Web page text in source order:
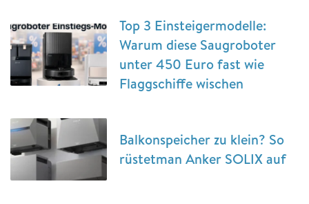
Top 3 Einsteigermodelle:
Warum diese Saugroboter
unter 450 Euro fast wie
Flaggschiffe wischen
Balkonspeicher zu klein? So
rüstetman Anker SOLIX auf